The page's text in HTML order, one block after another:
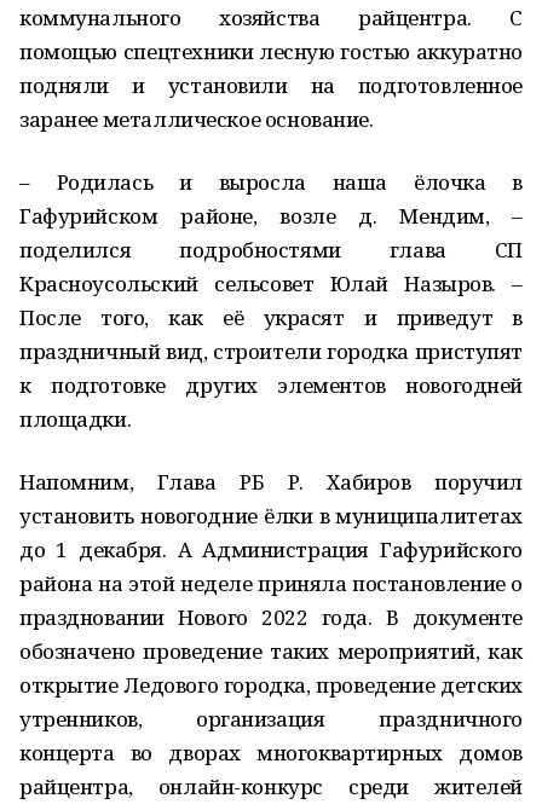
коммунального хозяйства райцентра. С
помощью спецтехники лесную гостью аккуратно
подняли и установили на подготовленное
заранее металлическое основание.
– Родилась и выросла наша ёлочка в
Гафурийском районе, возле д. Мендим, –
поделился подробностями глава СП
Красноусольский сельсовет Юлай Назыров. –
После того, как её украсят и приведут в
праздничный вид, строители городка приступят
к подготовке других элементов новогодней
площадки.
Напомним, Глава РБ Р. Хабиров поручил
установить новогодние ёлки в муниципалитетах
до 1 декабря. А Администрация Гафурийского
района на этой неделе приняла постановление о
праздновании Нового 2022 года. В документе
обозначено проведение таких мероприятий, как
открытие Ледового городка, проведение детских
утренников, организация праздничного
концерта во дворах многоквартирных домов
райцентра, онлайн-конкурс среди жителей